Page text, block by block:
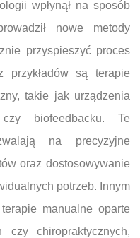
wpłynął na sposób
nowe metody
przyspieszyć proces
przykładów są terapie
takie jak urządzenia
biofeedbacku. Te
na precyzyjne
oraz dostosowywanie
potrzeb. Innym
manualne oparte
czy chiropraktycznych,